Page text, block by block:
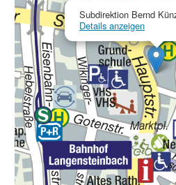
Subdirektion Bernd
Details anzeigen